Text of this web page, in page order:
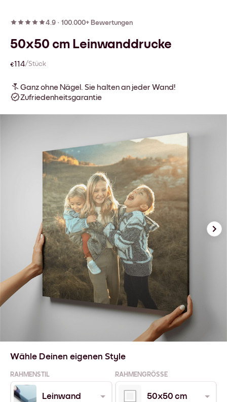
4.9 · 100.000+ Bewertungen
50x50 cm Leinwanddrucke
€114/Stück
Ganz ohne Nägel. Sie halten an jeder Wand!
Zufriedenheitsgarantie
Wähle Deinen eigenen Style
RAHMENSTIL RAHMENGRÖSSE
Leinwand 50x50 cm